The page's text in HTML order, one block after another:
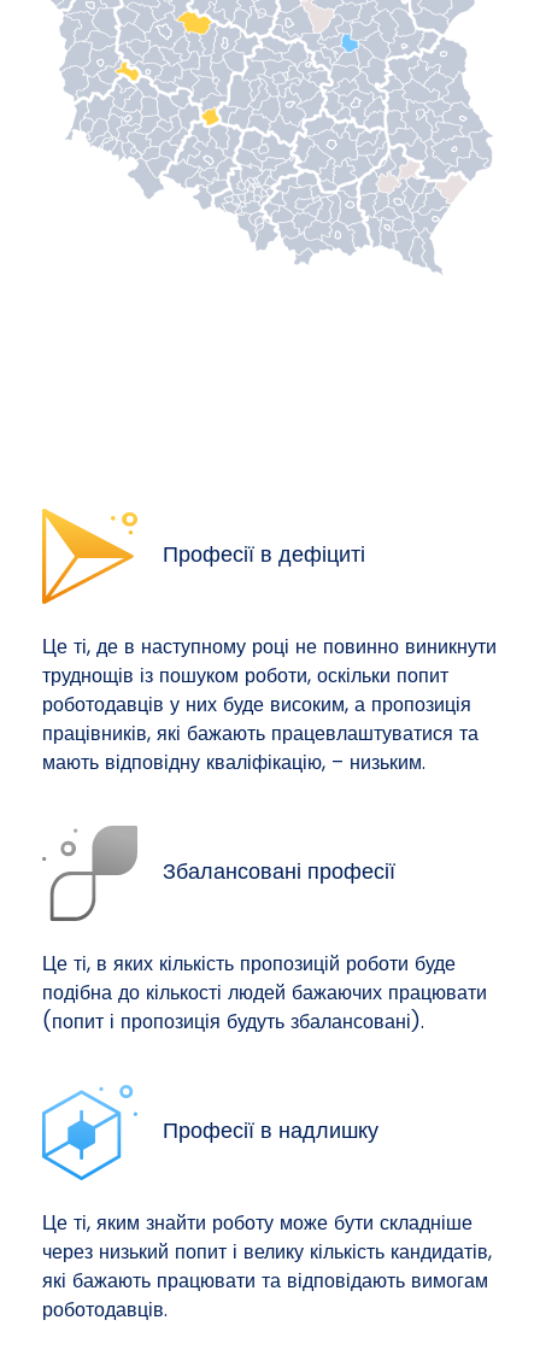
Професії в дефіциті
Це ті, де в наступному році не повинно виникнути
труднощів із пошуком роботи, оскільки попит
роботодавців у них буде високим, а пропозиція
працівників, які бажають працевлаштуватися та
мають відповідну кваліфікацію, – низьким.
Збалансовані професії
Це ті, в яких кількість пропозицій роботи буде
подібна до кількості людей бажаючих працювати
(попит і пропозиція будуть збалансовані).
Професії в надлишку
Це ті, яким знайти роботу може бути складніше
через низький попит і велику кількість кандидатів,
які бажають працювати та відповідають вимогам
роботодавців.